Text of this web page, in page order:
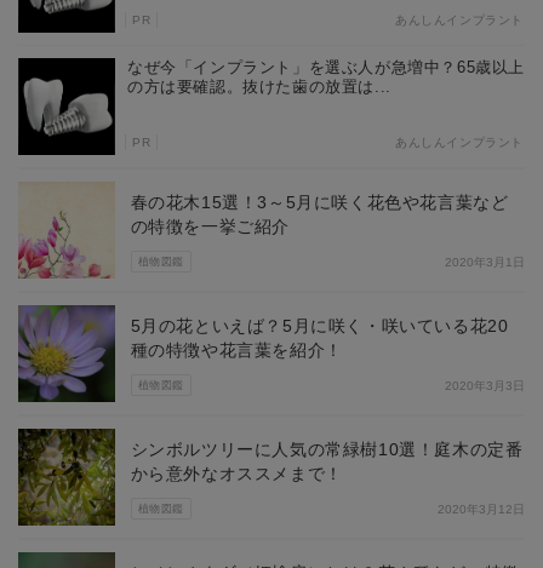
PR あんしんインプラント
なぜ今「インプラント」を選ぶ人が急増中？65歳以上
の方は要確認。抜けた歯の放置は...
PR あんしんインプラント
植物図鑑
春の花木15選！3～5月に咲く花色や花言葉など
の特徴を一挙ご紹介
2020年3月1日
植物図鑑
5月の花といえば？5月に咲く・咲いている花20
種の特徴や花言葉を紹介！
2020年3月3日
植物図鑑
シンボルツリーに人気の常緑樹10選！庭木の定番
から意外なオススメまで！
2020年3月12日